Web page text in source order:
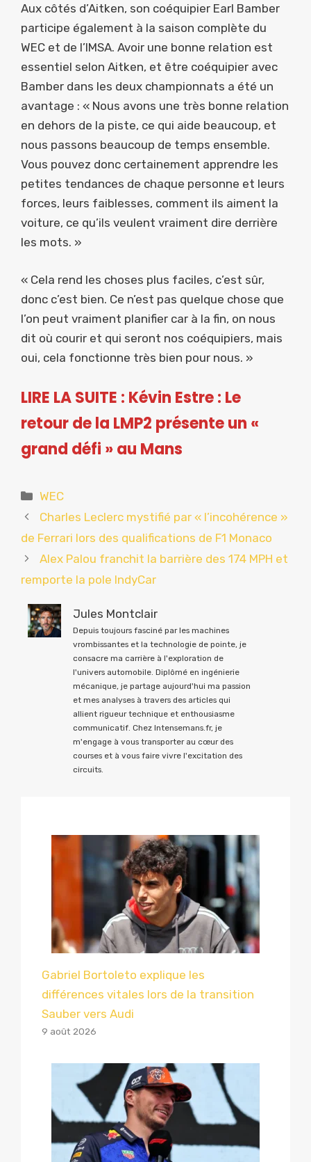
Aux côtés d’Aitken, son coéquipier Earl Bamber
participe également à la saison complète du
WEC et de l’IMSA. Avoir une bonne relation est
essentiel selon Aitken, et être coéquipier avec
Bamber dans les deux championnats a été un
avantage : « Nous avons une très bonne relation
en dehors de la piste, ce qui aide beaucoup, et
nous passons beaucoup de temps ensemble.
Vous pouvez donc certainement apprendre les
petites tendances de chaque personne et leurs
forces, leurs faiblesses, comment ils aiment la
voiture, ce qu’ils veulent vraiment dire derrière
les mots. »
« Cela rend les choses plus faciles, c’est sûr,
donc c’est bien. Ce n’est pas quelque chose que
l’on peut vraiment planifier car à la fin, on nous
dit où courir et qui seront nos coéquipiers, mais
oui, cela fonctionne très bien pour nous. »
LIRE LA SUITE : Kévin Estre : Le
retour de la LMP2 présente un «
grand défi » au Mans
Catégories
WEC
Charles Leclerc mystifié par « l’incohérence »
de Ferrari lors des qualifications de F1 Monaco
Alex Palou franchit la barrière des 174 MPH et
remporte la pole IndyCar
Jules Montclair
Depuis toujours fasciné par les machines
vrombissantes et la technologie de pointe, je
consacre ma carrière à l'exploration de
l'univers automobile. Diplômé en ingénierie
mécanique, je partage aujourd'hui ma passion
et mes analyses à travers des articles qui
allient rigueur technique et enthousiasme
communicatif. Chez Intensemans.fr, je
m'engage à vous transporter au cœur des
courses et à vous faire vivre l'excitation des
circuits.
Gabriel Bortoleto explique les
différences vitales lors de la transition
Sauber vers Audi
9 août 2026